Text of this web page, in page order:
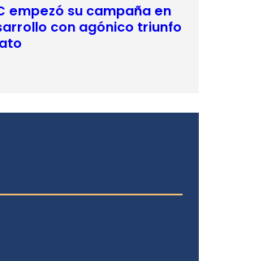
empezó su campaña en
con agónico triunfo